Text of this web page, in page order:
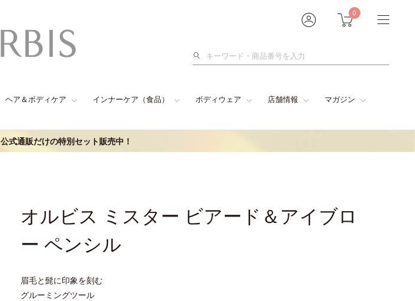
0
検
ヘア＆ボディケア インナーケア（食品） ボディウェア 店舗情報 マガジン
公式通販だけの特別セット販売中！
オルビス ミスター ビアード＆アイブロ
ー ペンシル
眉毛と髭に印象を刻む
グルーミングツール